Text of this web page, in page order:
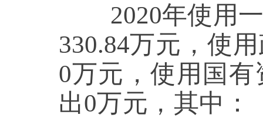
2020年使用一
330.84万元，使
0万元，使用国
出0万元，其中：